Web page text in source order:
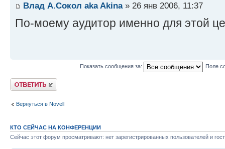
Влад А.Сокол aka Akina» 26 янв 2006, 11:37
По-моему аудитор именно для этой
Показать сообщения за: Поле
Ответить
Вернуться в Novell
КТО СЕЙЧАС НА КОНФЕРЕНЦИИ
Сейчас этот форум просматривают: нет зарегистрированных пользователей и